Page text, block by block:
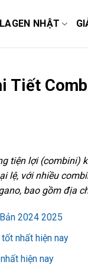
NHẬT
Tiết
tiện lợi (combini)
lệ, với nhiều
bao gồm địa
2024 2025
nhất hiện nay
hiện nay